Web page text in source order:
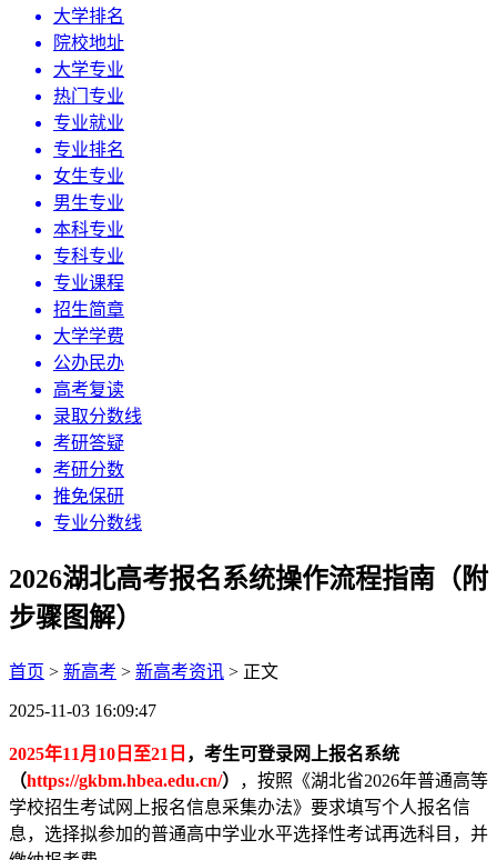
大学排名
院校地址
大学专业
热门专业
专业就业
专业排名
女生专业
男生专业
本科专业
专科专业
专业课程
招生简章
大学学费
公办民办
高考复读
录取分数线
考研答疑
考研分数
推免保研
专业分数线
2026湖北高考报名系统操作流程指南（附
步骤图解）
首页 > 新高考 > 新高考资讯 > 正文
2025-11-03 16:09:47
2025年11月10日至21日 ，考生可登录网上报名系统
（https://gkbm.hbea.edu.cn/）
，按照《湖北省2026年普通高等
学校招生考试网上报名信息采集办法》要求填写个人报名信
息，选择拟参加的普通高中学业水平选择性考试再选科目，并